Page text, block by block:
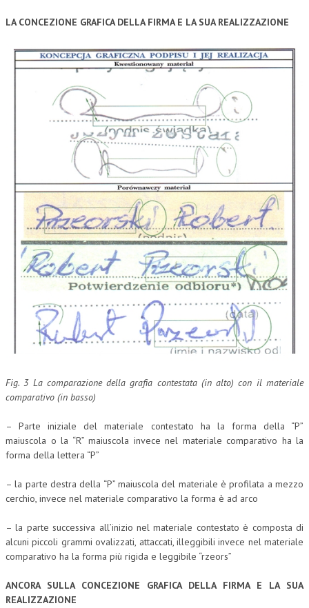
LA CONCEZIONE GRAFICA DELLA FIRMA E LA SUA REALIZZAZIONE
Fig. 3 La comparazione della grafia contestata (in alto) con il materiale
comparativo (in basso)
– Parte iniziale del materiale contestato ha la forma della “P”
maiuscola o la “R” maiuscola invece nel materiale comparativo ha la
forma della lettera “P”
– la parte destra della “P” maiuscola del materiale è profilata a mezzo
cerchio, invece nel materiale comparativo la forma è ad arco
– la parte successiva all’inizio nel materiale contestato è composta di
alcuni piccoli grammi ovalizzati, attaccati, illeggibili invece nel materiale
comparativo ha la forma più rigida e leggibile “rzeors”
ANCORA SULLA CONCEZIONE GRAFICA DELLA FIRMA E LA SUA
REALIZZAZIONE